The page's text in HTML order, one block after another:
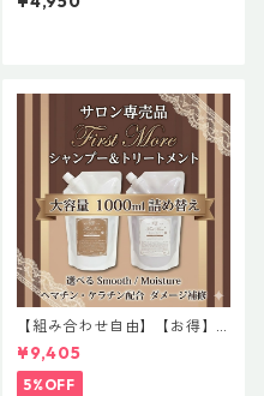
ア モイスチャーシャンプー
【組み合わせ自由】【お得】
ファーストモアシャンプー&ト
リートメント 詰め替えセッ
ト 各1000g
¥9,405
5%OFF